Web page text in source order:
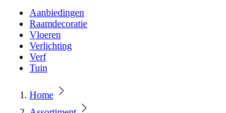
Aanbiedingen
Raamdecoratie
Vloeren
Verlichting
Verf
Tuin
Home